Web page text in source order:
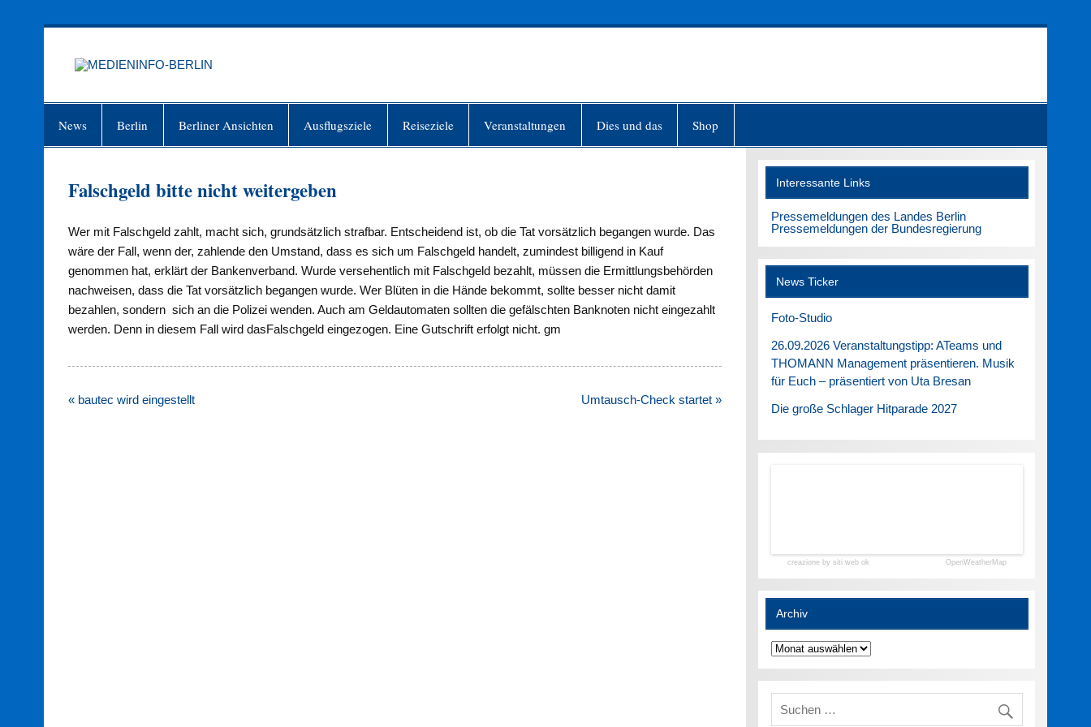
News Berlin Berliner Ansichten Ausflugsziele Reiseziele Veranstaltungen Dies und das Shop
Falschgeld bitte nicht weitergeben
Wer mit Falschgeld zahlt, macht sich, grundsätzlich strafbar. Entscheidend ist, ob die Tat vorsätzlich be­gangen wurde. Das
wäre der Fall, wenn der, zahlende den Umstand, dass es sich um Falschgeld handelt, zumindest billigend in Kauf
genommen hat, erklärt der Bankenverband. Wurde versehentlich mit Falsch­geld bezahlt, müssen die Er­mittlungsbehörden
nach­weisen, dass die Tat vor­sätzlich begangen wurde. Wer Blüten in die Hände bekommt, sollte besser nicht damit
bezahlen, sondern sich an die Polizei wenden. Auch am Geld­automaten sollten die ge­fälschten Banknoten nicht eingezahlt
werden. Denn in diesem Fall wird dasFalschgeld eingezogen. Eine Gutschrift erfolgt nicht. gm
Beitragsnavigation
« bautec wird eingestellt Umtausch-Check startet »
Interessante Links
Pressemeldungen des Landes Berlin
Pressemeldungen der Bundesregierung
News Ticker
Foto-Studio
26.09.2026 Veranstaltungstipp: ATeams und
THOMANN Management präsentieren. Musik
für Euch – präsentiert von Uta Bresan
Die große Schlager Hitparade 2027
creazione by siti web ok OpenWeatherMap
Archiv
Archiv